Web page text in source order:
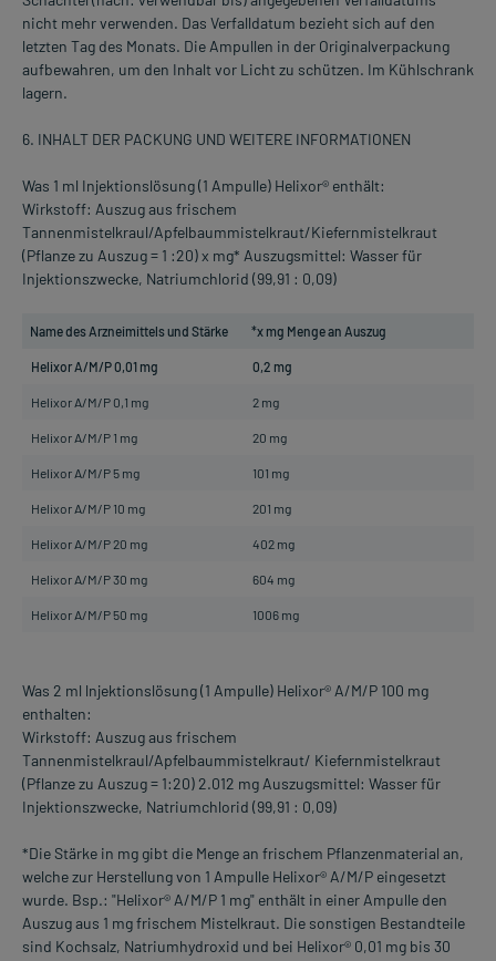
nicht mehr verwenden. Das Verfalldatum bezieht sich auf den
letzten Tag des Monats. Die Ampullen in der Originalverpackung
aufbewahren, um den Inhalt vor Licht zu schützen. Im Kühlschrank
lagern.
6. INHALT DER PACKUNG UND WEITERE INFORMATIONEN
Was 1 ml Injektionslösung (1 Ampulle) Helixor® enthält:
Wirkstoff: Auszug aus frischem
Tannenmistelkraul/Apfelbaummistelkraut/Kiefernmistelkraut
(Pflanze zu Auszug = 1 :20) x mg* Auszugsmittel: Wasser für
Injektionszwecke, Natriumchlorid (99,91 : 0,09)
Name des Arzneimittels und Stärke *x mg Menge an Auszug
Helixor A/M/P 0,01 mg 0,2 mg
Helixor A/M/P 0,1 mg 2 mg
Helixor A/M/P 1 mg 20 mg
Helixor A/M/P 5 mg 101 mg
Helixor A/M/P 10 mg 201 mg
Helixor A/M/P 20 mg 402 mg
Helixor A/M/P 30 mg 604 mg
Helixor A/M/P 50 mg 1006 mg
Was 2 ml lnjektionslösung (1 Ampulle) Helixor® A/M/P 100 mg
enthalten:
Wirkstoff: Auszug aus frischem
Tannenmistelkraul/Apfelbaummistelkraut/ Kiefernmistelkraut
(Pflanze zu Auszug = 1:20) 2.012 mg Auszugsmittel: Wasser für
Injektionszwecke, Natriumchlorid (99,91 : 0,09)
*Die Stärke in mg gibt die Menge an frischem Pflanzenmaterial an,
welche zur Herstellung von 1 Ampulle Helixor® A/M/P eingesetzt
wurde. Bsp.: "Helixor® A/M/P 1 mg" enthält in einer Ampulle den
Auszug aus 1 mg frischem Mistelkraut. Die sonstigen Bestandteile
sind Kochsalz, Natriumhydroxid und bei Helixor® 0,01 mg bis 30